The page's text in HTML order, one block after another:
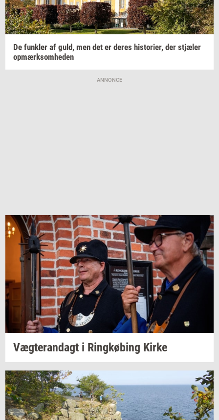
De funk­ler af guld, men det er deres hi­sto­ri­er, der stjæ­ler
op­mærk­som­he­den
ANNONCE
Væg­te­ran­dagt i Ring­kø­bing Kirke